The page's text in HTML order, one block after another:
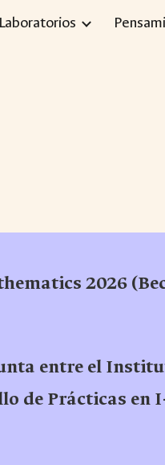
Laboratorios
2026
entre el
de Prácticas en